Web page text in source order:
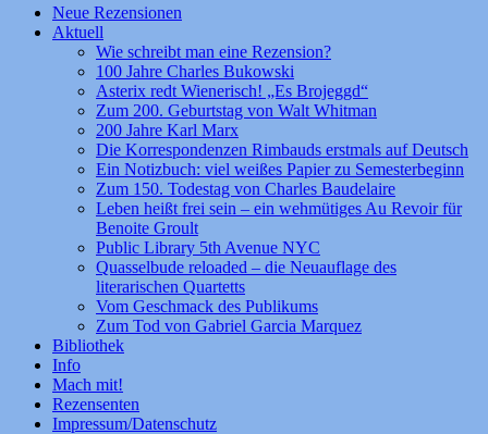
Zum
Inhalt
Neue Rezensionen
Aktuell
Wie schreibt man eine Rezension?
100 Jahre Charles Bukowski
Asterix redt Wienerisch! „Es Brojeggd“
Zum 200. Geburtstag von Walt Whitman
200 Jahre Karl Marx
Die Korrespondenzen Rimbauds erstmals auf Deutsch
Ein Notizbuch: viel weißes Papier zu Semesterbeginn
Zum 150. Todestag von Charles Baudelaire
Leben heißt frei sein – ein wehmütiges Au Revoir für
Benoite Groult
Public Library 5th Avenue NYC
Quasselbude reloaded – die Neuauflage des
literarischen Quartetts
Vom Geschmack des Publikums
Zum Tod von Gabriel Garcia Marquez
Bibliothek
Info
Mach mit!
Rezensenten
Impressum/Datenschutz